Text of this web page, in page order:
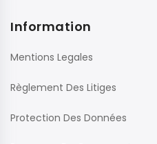
Information
Mentions Legales
Règlement Des Litiges
Protection Des Données